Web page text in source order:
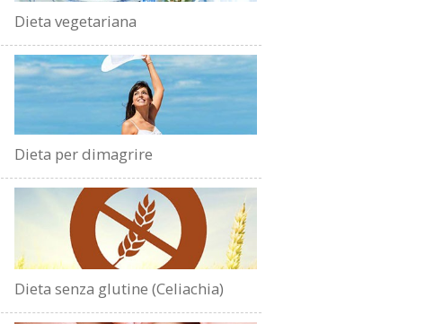
Dieta vegetariana
Dieta per dimagrire
Dieta senza glutine (Celiachia)